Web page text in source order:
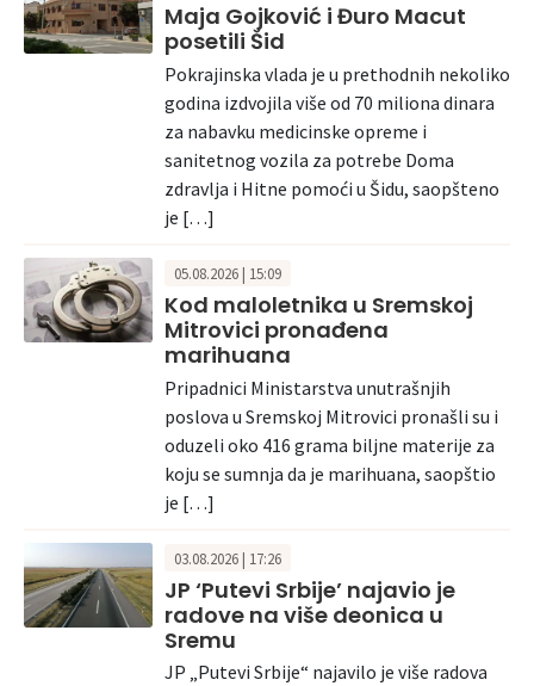
Maja Gojković i Đuro Macut
posetili Šid
Pokrajinska vlada je u prethodnih nekoliko
godina izdvojila više od 70 miliona dinara
za nabavku medicinske opreme i
sanitetnog vozila za potrebe Doma
zdravlja i Hitne pomoći u Šidu, saopšteno
je […]
05.08.2026 | 15:09
Kod maloletnika u Sremskoj
Mitrovici pronađena
marihuana
Pripadnici Ministarstva unutrašnjih
poslova u Sremskoj Mitrovici pronašli su i
oduzeli oko 416 grama biljne materije za
koju se sumnja da je marihuana, saopštio
je […]
03.08.2026 | 17:26
JP ‘Putevi Srbije’ najavio je
radove na više deonica u
Sremu
JP „Putevi Srbije“ najavilo je više radova